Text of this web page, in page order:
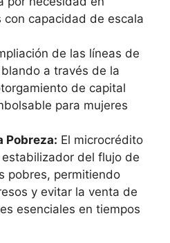
con capacidad de escala
de las líneas de
a través de la
de capital
para mujeres
Pobreza: El microcrédito
del flujo de
pobres, permitiendo
y evitar la venta de
esenciales en tiempos